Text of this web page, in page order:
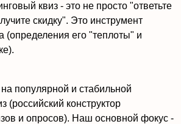
квиз - это не просто "ответьте
скидку". Это инструмент
(определения его "теплоты" и
популярной и стабильной
(российский конструктор
и опросов). Наш основной фокус -